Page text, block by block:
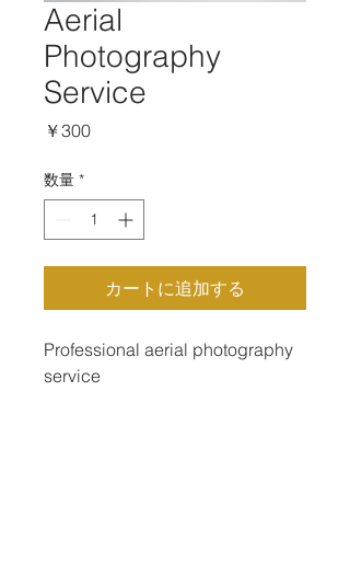
Aerial
Photography
Service
￥300価
数量 *
カートに追加する
Professional aerial photography
service